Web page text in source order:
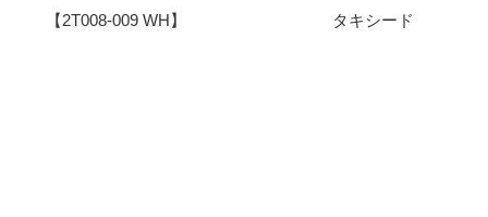
【2T008-009 WH】 タキシード